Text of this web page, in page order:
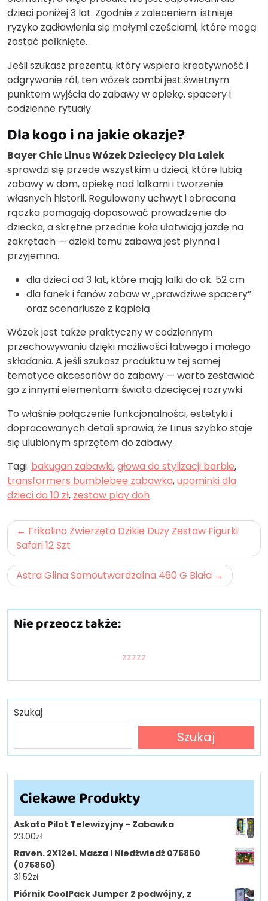
dzieci poniżej 3 lat. Zgodnie z zaleceniem: istnieje
ryzyko zadławienia się małymi częściami, które mogą
zostać połknięte.
Jeśli szukasz prezentu, który wspiera kreatywność i
odgrywanie ról, ten wózek combi jest świetnym
punktem wyjścia do zabawy w opiekę, spacery i
codzienne rytuały.
Dla kogo i na jakie okazje?
Bayer Chic Linus Wózek Dziecięcy Dla Lalek
sprawdzi się przede wszystkim u dzieci, które lubią
zabawy w dom, opiekę nad lalkami i tworzenie
własnych historii. Regulowany uchwyt i obracana
rączka pomagają dopasować prowadzenie do
dziecka, a skrętne przednie koła ułatwiają jazdę na
zakrętach — dzięki temu zabawa jest płynna i
przyjemna.
dla dzieci od 3 lat, które mają lalki do ok. 52 cm
dla fanek i fanów zabaw w „prawdziwe spacery”
oraz scenariusze z kąpielą
Wózek jest także praktyczny w codziennym
przechowywaniu dzięki możliwości łatwego i małego
składania. A jeśli szukasz produktu w tej samej
tematyce akcesoriów do zabawy — warto zestawiać
go z innymi elementami świata dziecięcej rozrywki.
To właśnie połączenie funkcjonalności, estetyki i
dopracowanych detali sprawia, że Linus szybko staje
się ulubionym sprzętem do zabawy.
Tagi: bakugan zabawki,głowa do stylizacji barbie,
transformers bumblebee zabawka,upominki dla
dzieci do 10 zł, zestaw play doh
Nawigacja
wpisu
Frikolino Zwierzęta Dzikie Duży Zestaw Figurki
Safari 12 Szt
Astra Glina Samoutwardzalna 460 G Biała
Nie przeocz także:
zzzzz
Szukaj
Szukaj
Ciekawe Produkty
Askato Pilot Telewizyjny - Zabawka
23.00zł
Raven. 2X12el. Masza I Niedźwiedź 075850
(075850)
31.52zł
Piórnik CoolPack Jumper 2 podwójny, z